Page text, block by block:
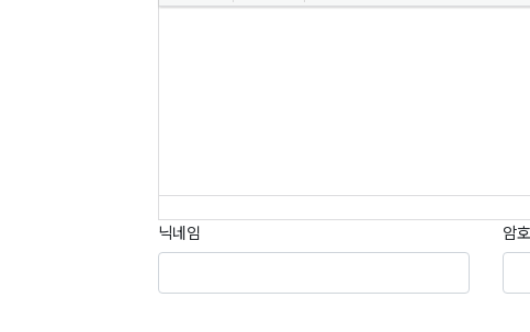
닉네임 암
오레곤K 뉴스레터 구독